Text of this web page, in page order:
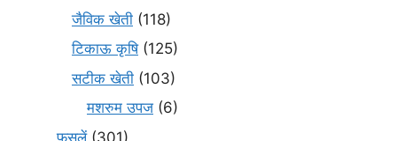
जैविक खेती (118)
टिकाऊ कृषि(125)
सटीक खेती (103)
मशरुम उपज (6)
फसलें(301)